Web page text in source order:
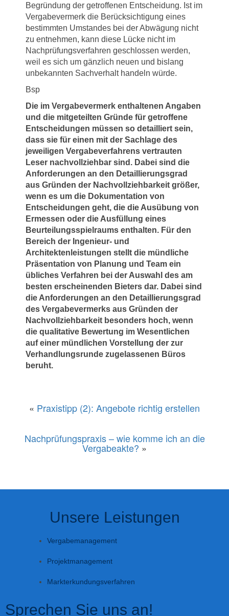
Begründung der getroffenen Entscheidung. Ist im
Vergabevermerk die Berücksichtigung eines
bestimmten Umstandes bei der Abwägung nicht
zu entnehmen, kann diese Lücke nicht im
Nachprüfungsverfahren geschlossen werden,
weil es sich um gänzlich neuen und bislang
unbekannten Sachverhalt handeln würde.
Bsp
Die im Vergabevermerk enthaltenen Angaben
und die mitgeteilten Gründe für getroffene
Entscheidungen müssen so detailliert sein,
dass sie für einen mit der Sachlage des
jeweiligen Vergabeverfahrens vertrauten
Leser nachvollziehbar sind. Dabei sind die
Anforderungen an den Detaillierungsgrad
aus Gründen der Nachvollziehbarkeit größer,
wenn es um die Dokumentation von
Entscheidungen geht, die die Ausübung von
Ermessen oder die Ausfüllung eines
Beurteilungsspielraums enthalten. Für den
Bereich der Ingenieur- und
Architektenleistungen stellt die mündliche
Präsentation von Planung und Team ein
übliches Verfahren bei der Auswahl des am
besten erscheinenden Bieters dar. Dabei sind
die Anforderungen an den Detaillierungsgrad
des Vergabevermerks aus Gründen der
Nachvollziehbarkeit besonders hoch, wenn
die qualitative Bewertung im Wesentlichen
auf einer mündlichen Vorstellung der zur
Verhandlungsrunde zugelassenen Büros
beruht.
« Praxistipp (2): Angebote richtig erstellen
Nachprüfungspraxis – wie komme ich an die
Vergabeakte? »
Unsere Leistungen
Vergabemanagement
Projektmanagement
Markterkundungsverfahren
Sprechen Sie uns an!